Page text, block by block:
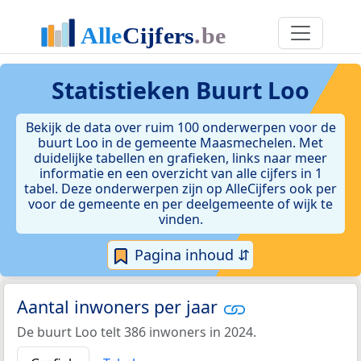
Statistieken Buurt Loo
Bekijk de data over ruim 100 onderwerpen voor de
buurt Loo in de gemeente Maasmechelen. Met
duidelijke tabellen en grafieken, links naar meer
informatie en een overzicht van alle cijfers in 1
tabel. Deze onderwerpen zijn op AlleCijfers ook per
voor de gemeente en per deelgemeente of wijk te
vinden.
Pagina inhoud ⇵
Aantal inwoners per jaar
De buurt Loo telt 386 inwoners in 2024.